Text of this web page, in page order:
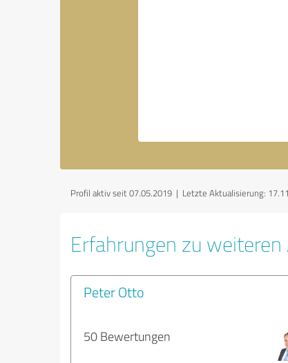
Profil aktiv seit 07.05.2019 | Letzte Aktualisierung:
Erfahrungen zu
Peter Otto
50 Bewertungen